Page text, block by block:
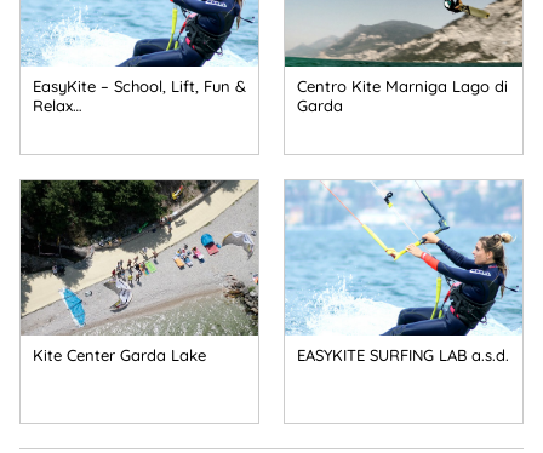
EasyKite – School, Lift, Fun &
Relax…
Centro Kite Marniga Lago di
Garda
Kite Center Garda Lake EASYKITE SURFING LAB a.s.d.